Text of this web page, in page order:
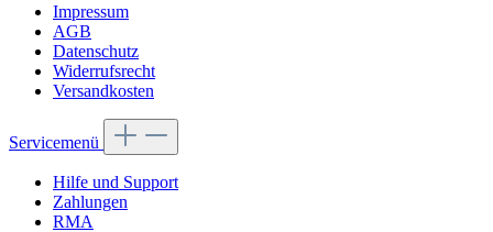
Impressum
AGB
Datenschutz
Widerrufsrecht
Versandkosten
Servicemenü
Hilfe und Support
Zahlungen
RMA